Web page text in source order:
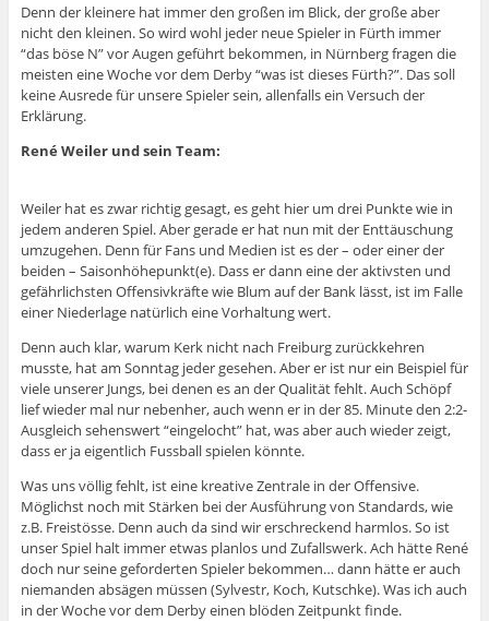
Denn der kleinere hat immer den großen im Blick, der große aber
nicht den kleinen. So wird wohl jeder neue Spieler in Fürth immer
“das böse N” vor Augen geführt bekommen, in Nürnberg fragen die
meisten eine Woche vor dem Derby “was ist dieses Fürth?”. Das soll
keine Ausrede für unsere Spieler sein, allenfalls ein Versuch der
Erklärung.
René Weiler und sein Team:
Weiler hat es zwar richtig gesagt, es geht hier um drei Punkte wie in
jedem anderen Spiel. Aber gerade er hat nun mit der Enttäuschung
umzugehen. Denn für Fans und Medien ist es der – oder einer der
beiden – Saisonhöhepunkt(e). Dass er dann eine der aktivsten und
gefährlichsten Offensivkräfte wie Blum auf der Bank lässt, ist im Falle
einer Niederlage natürlich eine Vorhaltung wert.
Denn auch klar, warum Kerk nicht nach Freiburg zurückkehren
musste, hat am Sonntag jeder gesehen. Aber er ist nur ein Beispiel für
viele unserer Jungs, bei denen es an der Qualität fehlt. Auch Schöpf
lief wieder mal nur nebenher, auch wenn er in der 85. Minute den 2:2-
Ausgleich sehenswert “eingelocht” hat, was aber auch wieder zeigt,
dass er ja eigentlich Fussball spielen könnte.
Was uns völlig fehlt, ist eine kreative Zentrale in der Offensive.
Möglichst noch mit Stärken bei der Ausführung von Standards, wie
z.B. Freistösse. Denn auch da sind wir erschreckend harmlos. So ist
unser Spiel halt immer etwas planlos und Zufallswerk. Ach hätte René
doch nur seine geforderten Spieler bekommen… dann hätte er auch
niemanden absägen müssen (Sylvestr, Koch, Kutschke). Was ich auch
in der Woche vor dem Derby einen blöden Zeitpunkt finde.